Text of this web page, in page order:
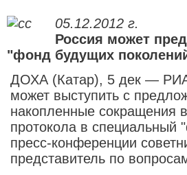
05.12.2012 г.
Россия может
"фонд будущих
ДОХА (Катар), 5 дек — РИА
может выступить с
накопленные сокращения
протокола в специальный
пресс-конференции
представитель по